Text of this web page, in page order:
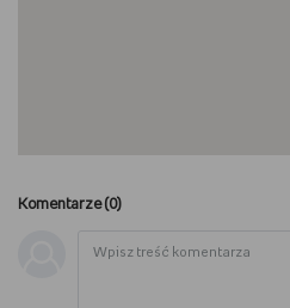
Komentarze (0)